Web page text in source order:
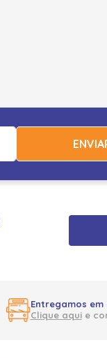
Entregamos
Clique aquie